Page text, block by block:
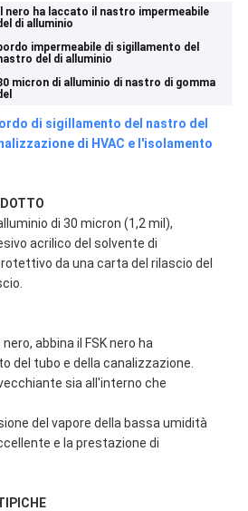
Il nero ha laccato il nastro impermeabile
di alluminio
impermeabile di sigillamento del
del di alluminio
micron di alluminio di nastro di gomma
di sigillamento del nastro del
di HVAC e l'isolamento
di 30 micron (1,2 mil),
acrilico del solvente di
da una carta del rilascio del
abbina il FSK nero ha
del tubo e della canalizzazione.
sia all'interno che
del vapore della bassa umidità
e la prestazione di